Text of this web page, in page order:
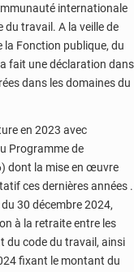
internationale
du travail. A la veille de
la Fonction publique, du
fait une déclaration dans
dans les domaines du
en 2023 avec
Programme de
dont la mise en œuvre
ces dernières années .
30 décembre 2024,
à la retraite entre les
du code du travail, ainsi
fixant le montant du